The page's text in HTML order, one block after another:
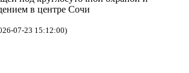
в центре Сочи
07-23 15:12:00)